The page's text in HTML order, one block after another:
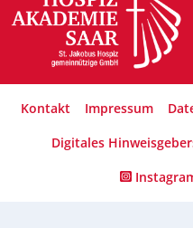
Kontakt Impressum
Digitales